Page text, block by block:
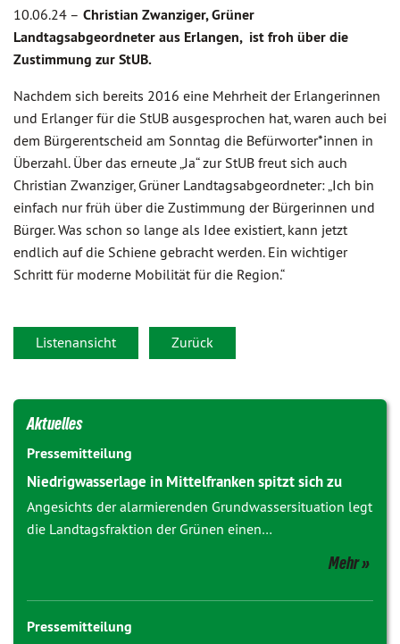
10.06.24 – Christian Zwanziger, Grüner
Landtagsabgeordneter aus Erlangen, ist froh über die
Zustimmung zur StUB.
Nachdem sich bereits 2016 eine Mehrheit der Erlangerinnen
und Erlanger für die StUB ausgesprochen hat, waren auch bei
dem Bürgerentscheid am Sonntag die Befürworter*innen in
Überzahl. Über das erneute „Ja“ zur StUB freut sich auch
Christian Zwanziger, Grüner Landtagsabgeordneter: „Ich bin
einfach nur früh über die Zustimmung der Bürgerinnen und
Bürger. Was schon so lange als Idee existiert, kann jetzt
endlich auf die Schiene gebracht werden. Ein wichtiger
Schritt für moderne Mobilität für die Region.“
Listenansicht Zurück
Aktuelles
Pressemitteilung
Niedrigwasserlage in Mittelfranken spitzt sich zu
Angesichts der alarmierenden Grundwassersituation legt
die Landtagsfraktion der Grünen einen…
Mehr
Pressemitteilung